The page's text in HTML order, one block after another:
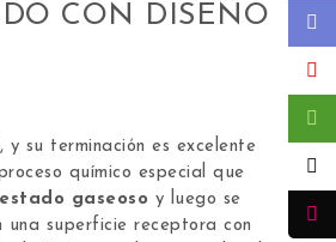
CON DISEÑO
su terminación es excelente
químico especial que
gaseoso y luego se
una superficie receptora con